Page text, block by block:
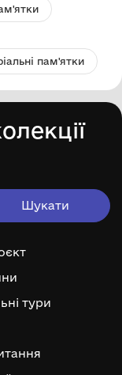
пам'ятки
тури